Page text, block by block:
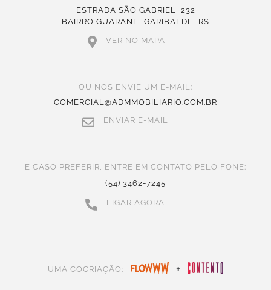
ESTRADA SÃO GABRIEL, 232
BAIRRO GUARANI - GARIBALDI - RS
VER NO MAPA
OU NOS ENVIE UM E-MAIL:
COMERCIAL@ADMMOBILIARIO.COM.BR
ENVIAR E-MAIL
E CASO PREFERIR, ENTRE EM CONTATO PELO FONE:
(54) 3462-7245
LIGAR AGORA
UMA COCRIAÇÃO: +